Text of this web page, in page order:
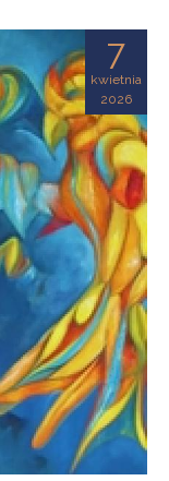
7
kwietnia
2026